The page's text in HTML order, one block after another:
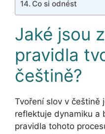
Co si odnést
Jaké jsou
pravidla
češtině?
Tvoření slov v češtině
reflektuje dynamiku a
pravidla tohoto